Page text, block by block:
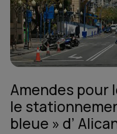
Amendes pour
le
bleue » d’